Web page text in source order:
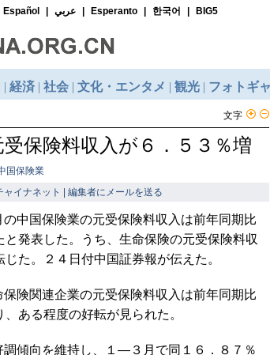
文字
保険料収入が６．５３％増
国保険業
イナネット | 編集者にメールを送る
中国保険業の元受保険料収入は前年同期比
発表した。うち、生命保険の元受保険料収
た。２４日付中国証券報が伝えた。
険関連企業の元受保険料収入は前年同期比
ある程度の好転が見られた。
傾向を維持し、１―３月で同１６．８７％